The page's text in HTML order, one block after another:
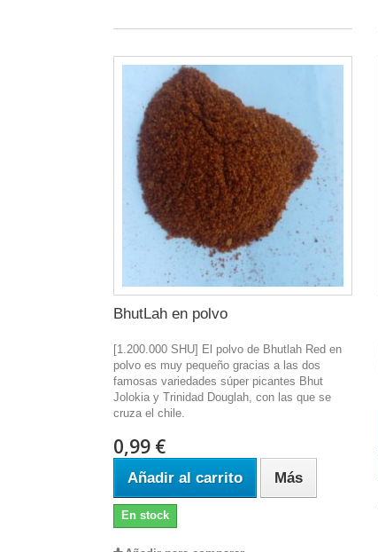
BhutLah en polvo
[1.200.000 SHU] El polvo de Bhutlah Red en
polvo es muy pequeño gracias a las dos
famosas variedades súper picantes Bhut
Jolokia y Trinidad Douglah, con las que se
cruza el chile.
0,99 €
Añadir al carrito Más
En stock